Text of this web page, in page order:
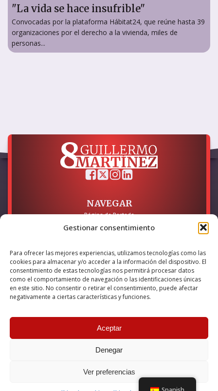
Gestionar consentimiento
Para ofrecer las mejores experiencias, utilizamos tecnologías como las
cookies para almacenar y/o acceder a la información del dispositivo. El
consentimiento de estas tecnologías nos permitirá procesar datos
como el comportamiento de navegación o las identificaciones únicas
en este sitio. No consentir o retirar el consentimiento, puede afectar
negativamente a ciertas características y funciones.
Aceptar
Denegar
Ver preferencias
"La vida se hace insufrible"
Convocadas por la plataforma Hábitat24, que reúne hasta 39
organizaciones por el derecho a la vivienda, miles de
personas...
NAVEGAR
Página de Portada
LEGAL
Política de Privacidad
Política de Cookies
Accesibilidad
Esta empresa ha sido beneficiaria del bono Kit Digital y lo ha
internet, financiado por la Unión Europea – NextGeneration EU
© 2026 Guillermo Martínez | Todos los derechos reservados |